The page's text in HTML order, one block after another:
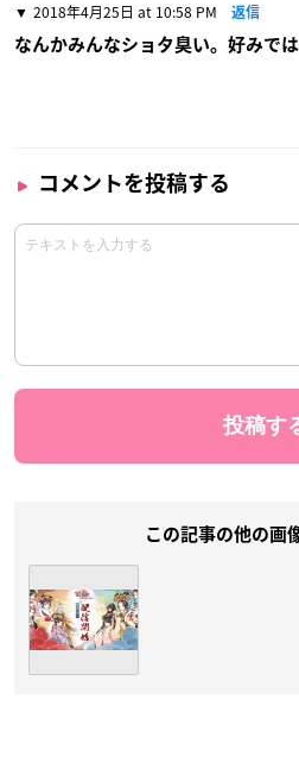
2018年4月25日 at 10:58 PM 返信
なんかみんなショタ臭い。好みでは
コメントを投稿する
この記事の他の画